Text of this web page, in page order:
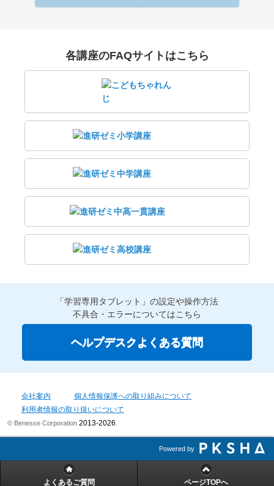
各講座のFAQサイトはこちら
「学習専用タブレット」の設定や操作方法
不具合・エラーについてはこちら
ヘルプデスクよくある質問
会社案内
個人情報保護への取り組みについて
利用者情報の取り扱いについて
© Benesse Corporation 2013-2026
Powered by